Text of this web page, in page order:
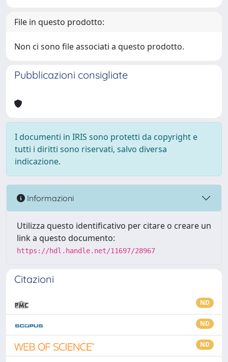
File in questo prodotto:
Non ci sono file associati a questo prodotto.
Pubblicazioni consigliate
I documenti in IRIS sono protetti da copyright e
tutti i diritti sono riservati, salvo diversa
indicazione.
Informazioni
Utilizza questo identificativo per citare o creare un
link a questo documento:
https://hdl.handle.net/11697/28967
Citazioni
ND
ND
ND